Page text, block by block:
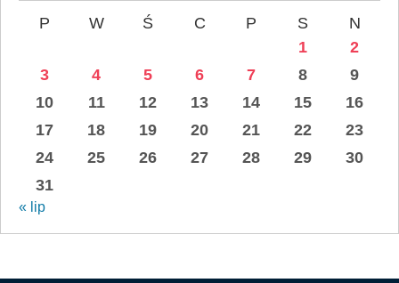
P W Ś C P S
N
1
2
3
4 5 6 7 8
9
10
11 12 13 14 15
16
17
18 19 20 21 22
23
24
25 26 27 28 29
30
31
« lip